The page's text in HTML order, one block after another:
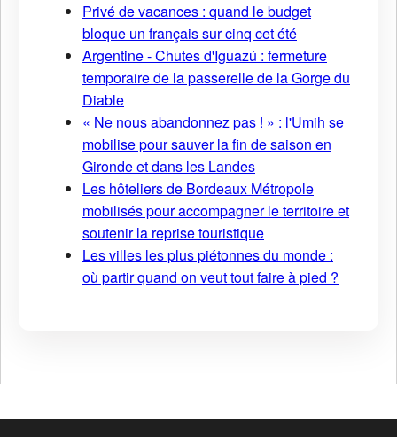
Privé de vacances : quand le budget
bloque un français sur cinq cet été
Argentine - Chutes d'Iguazú : fermeture
temporaire de la passerelle de la Gorge du
Diable
« Ne nous abandonnez pas ! » : l'Umih se
mobilise pour sauver la fin de saison en
Gironde et dans les Landes
Les hôteliers de Bordeaux Métropole
mobilisés pour accompagner le territoire et
soutenir la reprise touristique
Les villes les plus piétonnes du monde :
où partir quand on veut tout faire à pied ?